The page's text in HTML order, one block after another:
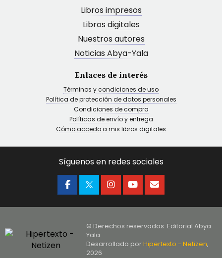
Libros impresos
Libros digitales
Nuestros autores
Noticias Abya-Yala
Enlaces de interés
Términos y condiciones de uso
Política de protección de datos personales
Condiciones de compra
Políticas de envío y entrega
Cómo accedo a mis libros digitales
Síguenos en redes sociales
© Derechos reservados. Editorial Abya
Yala
Desarrollado porHipertexto - Netizen,
2026